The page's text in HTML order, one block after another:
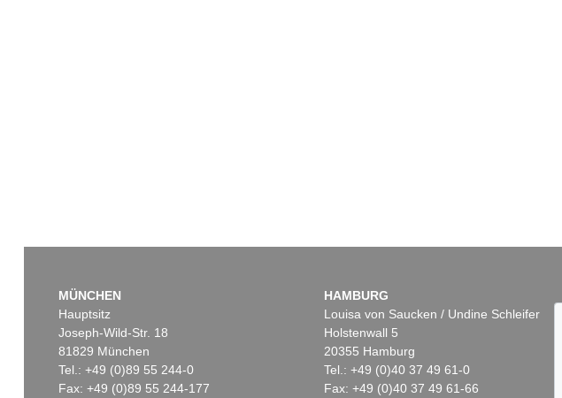
MÜNCHEN
Hauptsitz
Joseph-Wild-Str. 18
81829 München
Tel.: +49 (0)89 55 244-0
Fax: +49 (0)89 55 244-177
HAMBURG
Louisa von Saucken / Undine Schleifer
Holstenwall 5
20355 Hamburg
Tel.: +49 (0)40 37 49 61-0
Fax: +49 (0)40 37 49 61-66